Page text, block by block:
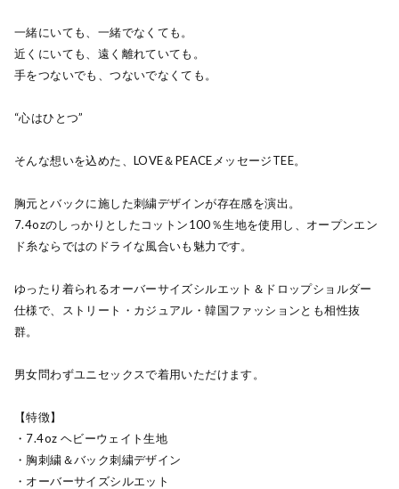
一緒にいても、一緒でなくても。
近くにいても、遠く離れていても。
手をつないでも、つないでなくても。
“心はひとつ”
そんな想いを込めた、LOVE＆PEACEメッセージTEE。
胸元とバックに施した刺繍デザインが存在感を演出。
7.4ozのしっかりとしたコットン100％生地を使用し、オープンエン
ド糸ならではのドライな風合いも魅力です。
ゆったり着られるオーバーサイズシルエット＆ドロップショルダー
仕様で、ストリート・カジュアル・韓国ファッションとも相性抜
群。
男女問わずユニセックスで着用いただけます。
【特徴】
・7.4oz ヘビーウェイト生地
・胸刺繍＆バック刺繍デザイン
・オーバーサイズシルエット